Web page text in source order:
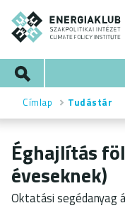
Ugrás
tartalomra
Morzsa
Címlap Tudástár
Éghajlítás
éveseknek)
Oktatási segédanyag